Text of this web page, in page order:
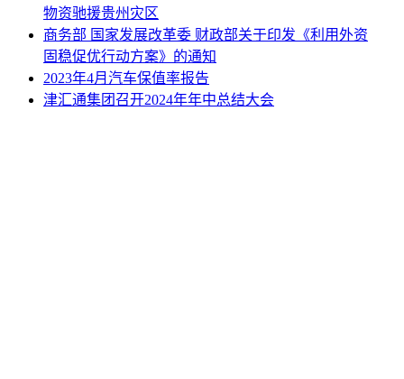
物资驰援贵州灾区
商务部 国家发展改革委 财政部关于印发《利用外资
固稳促优行动方案》的通知
2023年4月汽车保值率报告
津汇通集团召开2024年年中总结大会